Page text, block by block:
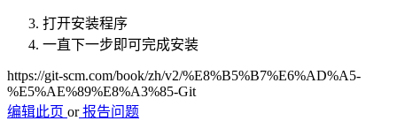
打开安装程序
一直下一步即可完成安装
https://git-scm.com/book/zh/v2/%E8%B5%B7%E6%AD%A5-
%E5%AE%89%E8%A3%85-Git
编辑此页 or报告问题